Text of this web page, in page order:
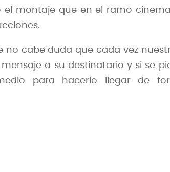
el montaje que en el ramo
no cabe duda que cada vez
a su destinatario y si se
para hacerlo llegar de